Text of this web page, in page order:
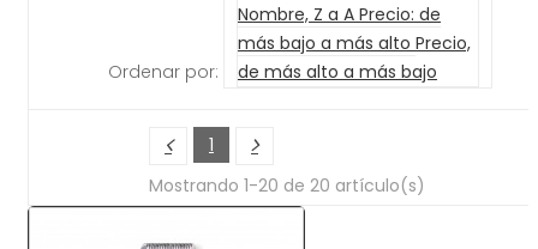
Ordenar por:
Nombre, Z a A Precio: de
más bajo a más alto Precio,
de más alto a más bajo
1
Mostrando 1-20 de 20 artículo(s)